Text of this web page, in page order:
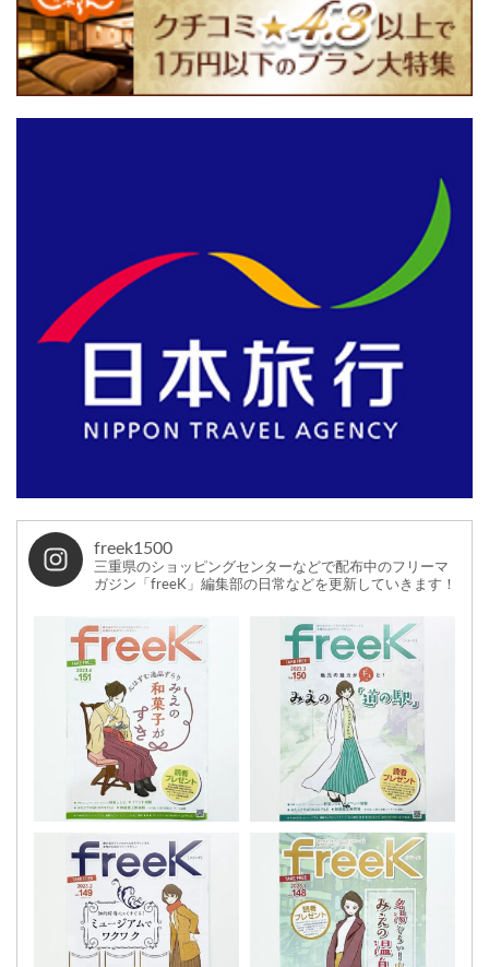
freek1500
三重県のショッピングセンターなどで配布中のフリーマ
ガジン「freeK」編集部の日常などを更新していきます！